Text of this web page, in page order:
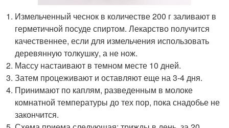
Измельченный чеснок в количестве 200 г заливают в
герметичной посуде спиртом. Лекарство получится
качественнее, если для измельчения использовать
деревянную толкушку, а не нож.
Массу настаивают в темном месте 10 дней.
Затем процеживают и оставляют еще на 3-4 дня.
Принимают по каплям, разведенным в молоке
комнатной температуры до тех пор, пока снадобье не
закончится.